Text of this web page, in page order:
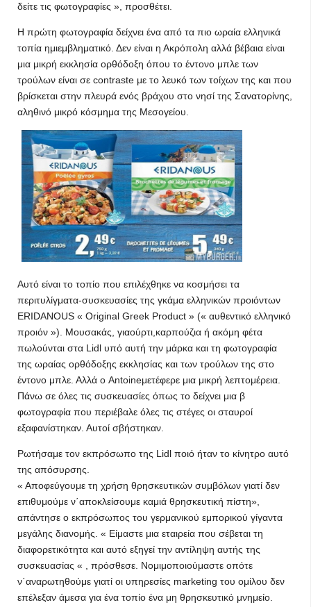
δείτε τις φωτογραφίες », προσθέτει.
Η πρώτη φωτογραφία δείχνει ένα από τα πιο ωραία ελληνικά
τοπία ημιεμβληματικό. Δεν είναι η Ακρόπολη αλλά βέβαια είναι
μια μικρή εκκλησία ορθόδοξη όπου το έντονο μπλε των
τρούλων είναι σε contraste με το λευκό των τοίχων της και που
βρίσκεται στην πλευρά ενός βράχου στο νησί της Σανατορίνης,
αληθινό μικρό κόσμημα της Μεσογείου.
Αυτό είναι το τοπίο που επιλέχθηκε να κοσμήσει τα
περιτυλίγματα-συσκευασίες της γκάμα ελληνικών προιόντων
ERIDANOUS « Original Greek Product » (« αυθεντικό ελληνικό
προιόν »). Moυσακάς, γιαούρτι,καρπούζια ή ακόμη φέτα
πωλούνται στα Lidl υπό αυτή την μάρκα και τη φωτογραφία
της ωραίας ορθόδοξης εκκλησίας και των τρούλων της στο
έντονο μπλε. Αλλά ο Antoineμετέφερε μια μικρή λεπτομέρεια.
Πάνω σε όλες τις συσκευασίες όπως το δείχνει μια β
φωτογραφία που περιέβαλε όλες τις στέγες οι σταυροί
εξαφανίστηκαν. Αυτοί σβήστηκαν.
Ρωτήσαμε τον εκπρόσωπο της Lidl ποιό ήταν το κίνητρο αυτό
της απόσυρσης.
« Αποφεύγουμε τη χρήση θρησκευτικών συμβόλων γιατί δεν
επιθυμούμε ν΄αποκλείσουμε καμιά θρησκευτική πίστη»,
απάντησε ο εκπρόσωπος του γερμανικού εμπορικού γίγαντα
μεγάλης διανομής. « Είμαστε μια εταιρεία που σέβεται τη
διαφορετικότητα και αυτό εξηγεί την αντίληψη αυτής της
συσκευασίας « , πρόσθεσε. Νομιμοποιούμαστε οπότε
ν΄αναρωτηθούμε γιατί οι υπηρεσίες marketing του ομίλου δεν
επέλεξαν άμεσα για ένα τοπίο ένα μη θρησκευτικό μνημείο.